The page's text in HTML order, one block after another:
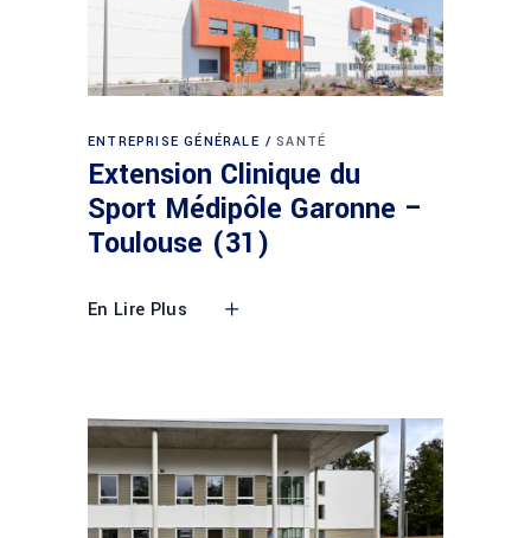
ENTREPRISE GÉNÉRALE SANTÉ
Extension Clinique du
Sport Médipôle Garonne –
Toulouse (31)
En Lire Plus